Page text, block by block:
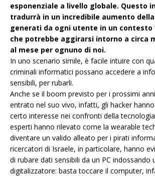
esponenziale a livello globale. Questo
tradurrà in un incredibile aumento
generati da ogni utente in un contesto
che potrebbe aggirarsi intorno a circa
al mese per ognuno di noi.
In uno scenario simile, è facile intuire con
criminali informatici possano accedere a
sensibili, per rubarli.
Anche se il boom previsto per i prossimi
entrato nel suo vivo, infatti, gli hacker
certo interesse nei confronti della
esperti hanno rilevato come la wearable
diventare un valido alleato per i pirati
ricercatori di Israele, in particolare, hanno
di rubare dati sensibili da un PC indossando
digitalizzatore: basta toccare il computer,